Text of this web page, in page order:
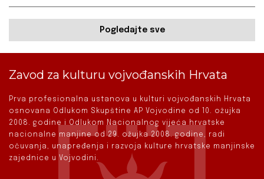
Pogledajte sve
Zavod za kulturu vojvođanskih Hrvata
Prva profesionalna ustanova u kulturi vojvođanskih Hrvata
osnovana Odlukom Skupštine AP Vojvodine od 10. ožujka
2008. godine i Odlukom Nacionalnog vijeća hrvatske
nacionalne manjine od 29. ožujka 2008. godine, radi
očuvanja, unapređenja i razvoja kulture hrvatske manjinske
zajednice u Vojvodini.